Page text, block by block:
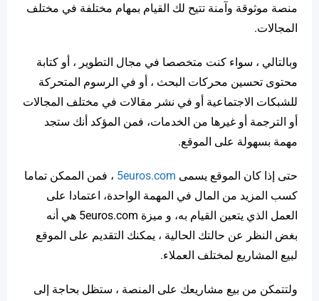
منصة موثوقة وآمنة تتيح لك القيام بمهام مختلفة في مختلف
المجالات.
وبالتالي ، سواء كنت متخصصا في مجال التطوير ، أو كتابة
محتوى تحسين محركات البحث ، أو في الرسوم المتحركة
للشبكات الاجتماعية أو في نشر مقالات في مختلف المجالات
أو الترجمة أو غيرها من الخدمات، فمن المؤكد أنك ستجد
مهمة بسهولة على الموقع.
حتى إذا كان الموقع يسمى 5euros.com ، فمن الممكن تماما
كسب المزيد من المال في المهمة الواحدة، اعتمادا على
العمل الذي يتعين القيام به، و ميزة 5euros.com هي أنه
بغض النظر عن حالتك الحالية ، يمكنك التقديم على الموقع
لبيع المشاريع لمختلف العملاء.
ولتتمكن من بيع مشاريعك على المنصة ، ستظل بحاجة إلى